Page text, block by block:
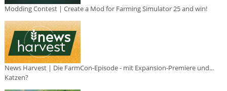
Modding Contest | Create a Mod for Farming Simulator 25 and win!
News Harvest | Die FarmCon-Episode - mit Expansion-Premiere und...
Katzen?